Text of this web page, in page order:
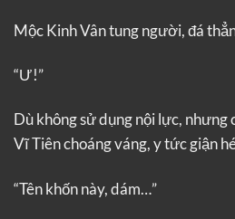
Mộc Kinh Vân tung người, đá
“Ư!”
Dù không sử dụng nội lực, nhưng
Vĩ Tiên choáng váng, y tức giận
“Tên khốn này, dám…”